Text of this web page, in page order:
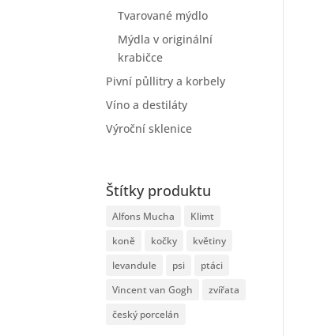
Tvarované mýdlo
Mýdla v originální
krabičce
Pivní půllitry a korbely
Víno a destiláty
Výroční sklenice
Štítky produktu
Alfons Mucha
Klimt
koně
kočky
květiny
levandule
psi
ptáci
Vincent van Gogh
zvířata
český porcelán